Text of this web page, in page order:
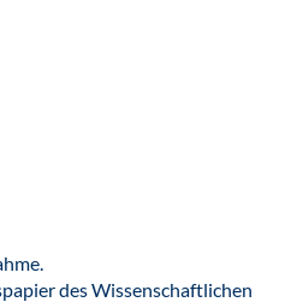
des Wissenschaftlichen